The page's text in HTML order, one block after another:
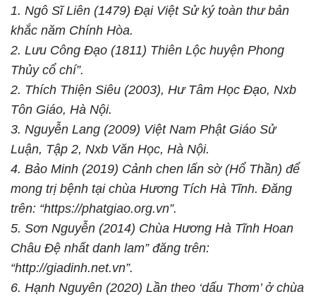
1. Ngô Sĩ Liên (1479) Đại Việt Sử ký toàn thư bản
khắc năm Chính Hòa.
2. Lưu Công Đạo (1811) Thiên Lộc huyện Phong
Thủy cổ chí”.
2. Thích Thiện Siêu (2003), Hư Tâm Học Đạo, Nxb
Tôn Giáo, Hà Nội.
3. Nguyễn Lang (2009) Việt Nam Phật Giáo Sử
Luận, Tập 2, Nxb Văn Học, Hà Nội.
4. Bảo Minh (2019) Cảnh chen lấn sờ (Hổ Thần) để
mong trị bệnh tại chùa Hương Tích Hà Tĩnh. Đăng
trên: “https://phatgiao.org.vn”.
5. Sơn Nguyễn (2014) Chùa Hương Hà Tĩnh Hoan
Châu Đệ nhất danh lam” đăng trên:
“http://giadinh.net.vn”.
6. Hạnh Nguyên (2020) Lần theo ‘dấu Thơm’ ở chùa